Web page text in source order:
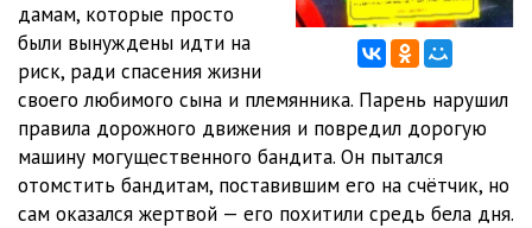
дамам, которые просто
были вынуждены идти на
риск, ради спасения жизни
своего любимого сына и племянника. Парень нарушил
правила дорожного движения и повредил дорогую
машину могущественного бандита. Он пытался
отомстить бандитам, поставившим его на счётчик, но
сам оказался жертвой — его похитили средь бела дня.